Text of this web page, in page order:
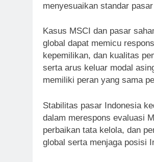
menyesuaikan standar
Kasus MSCI dan pasar
global dapat memicu
kepemilikan, dan kualitas
serta arus keluar modal
memiliki peran yang sama
Stabilitas pasar Indonesia
dalam merespons evaluasi
perbaikan tata kelola, dan
global serta menjaga posisi